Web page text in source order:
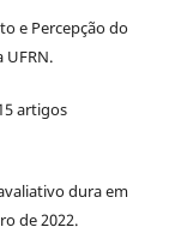
e Percepção do
artigos
dura em
de 2022.